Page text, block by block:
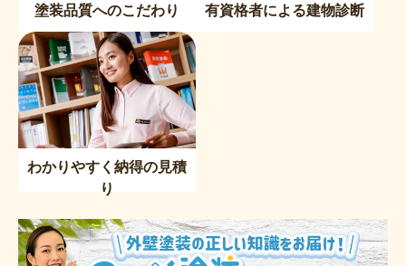
塗装品質へのこだわり 有資格者による建物診断
わかりやすく納得の見積
り